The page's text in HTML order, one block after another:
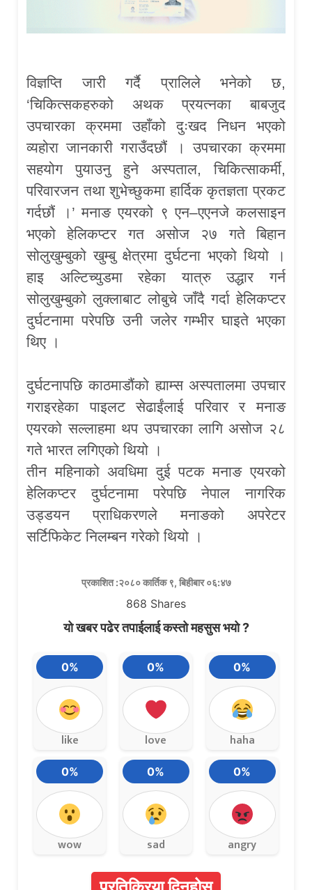
विज्ञप्ति जारी गर्दै प्रालिले भनेको छ,
‘चिकित्सकहरुको अथक प्रयत्नका बाबजुद
उपचारका क्रममा उहाँको दुःखद निधन भएको
व्यहोरा जानकारी गराउँदछौं । उपचारका क्रममा
सहयोग पुयाउनु हुने अस्पताल, चिकित्साकर्मी,
परिवारजन तथा शुभेच्छुकमा हार्दिक कृतज्ञता प्रकट
गर्दछौं ।’ मनाङ एयरको ९ एन–एएनजे कलसाइन
भएको हेलिकप्टर गत असोज २७ गते बिहान
सोलुखुम्बुको खुम्बु क्षेत्रमा दुर्घटना भएको थियो ।
हाइ अल्टिच्युडमा रहेका यात्रु उद्धार गर्न
सोलुखुम्बुको लुक्लाबाट लोबुचे जाँदै गर्दा हेलिकप्टर
दुर्घटनामा परेपछि उनी जलेर गम्भीर घाइते भएका
थिए ।
दुर्घटनापछि काठमाडौंको ह्याम्स अस्पतालमा उपचार
गराइरहेका पाइलट सेढाईंलाई परिवार र मनाङ
एयरको सल्लाहमा थप उपचारका लागि असोज २८
गते भारत लगिएको थियो ।
तीन महिनाको अवधिमा दुई पटक मनाङ एयरको
हेलिकप्टर दुर्घटनामा परेपछि नेपाल नागरिक
उड्डयन प्राधिकरणले मनाङको अपरेटर
सर्टिफिकेट निलम्बन गरेको थियो ।
प्रकाशित :२०८० कार्तिक ९, बिहीबार ०६:४७
868 Shares
यो खबर पढेर तपाईलाई कस्तो महसुस भयो ?
0%
like
0%
love
0%
haha
0%
wow
0%
sad
0%
angry